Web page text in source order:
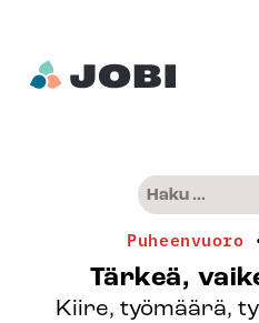
Haku:
Kun
Puheenvuoro
Tärkeä,
Kiire, työmäärä,